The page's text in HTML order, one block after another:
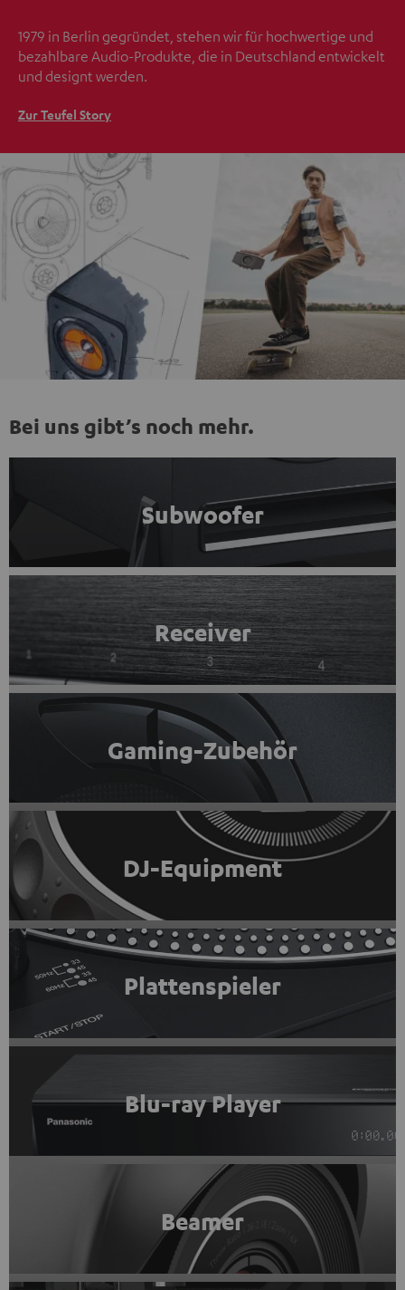
1979 in Berlin gegründet, stehen wir für hochwertige und
bezahlbare Audio-Produkte, die in Deutschland entwickelt
und designt werden.
Zur Teufel Story
Bei uns gibt’s noch mehr.
Subwoofer
Receiver
Gaming-Zubehör
DJ-Equipment
Plattenspieler
Blu-ray Player
Beamer